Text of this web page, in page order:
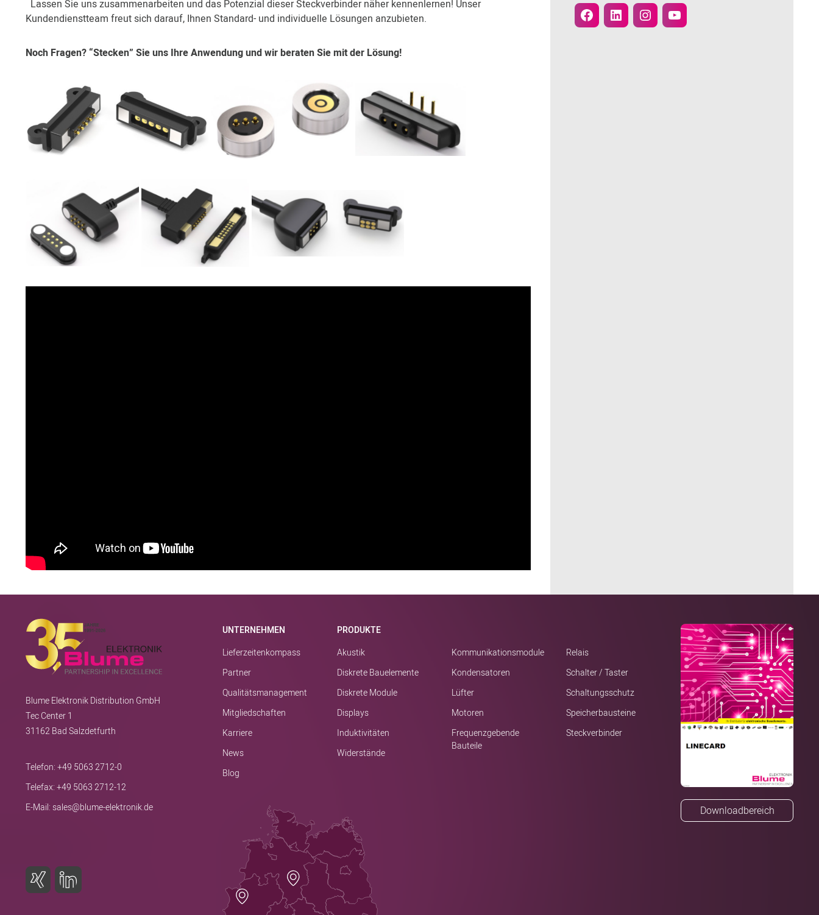
Lassen Sie uns zusammenarbeiten und das Potenzial dieser Steckverbinder näher kennenlernen! Unser
Kundendienstteam freut sich darauf, Ihnen Standard- und individuelle Lösungen anzubieten.
Noch Fragen? “Stecken” Sie uns Ihre Anwendung und wir beraten Sie mit der Lösung!
Blume Elektronik Distribution GmbH
Tec Center 1
31162 Bad Salzdetfurth
Telefon:+49 5063 2712-0
Telefax: +49 5063 2712-12
E-Mail:sales@blume-elektronik.de
UNTERNEHMEN
Lieferzeitenkompass
Partner
Qualitätsmanagement
Mitgliedschaften
Karriere
News
Blog
PRODUKTE
Akustik
Diskrete Bauelemente
Diskrete Module
Displays
Induktivitäten
Widerstände
Kommunikationsmodule
Kondensatoren
Lüfter
Motoren
Frequenzgebende
Bauteile
Relais
Schalter / Taster
Schaltungsschutz
Speicherbausteine
Steckverbinder
Downloadbereich